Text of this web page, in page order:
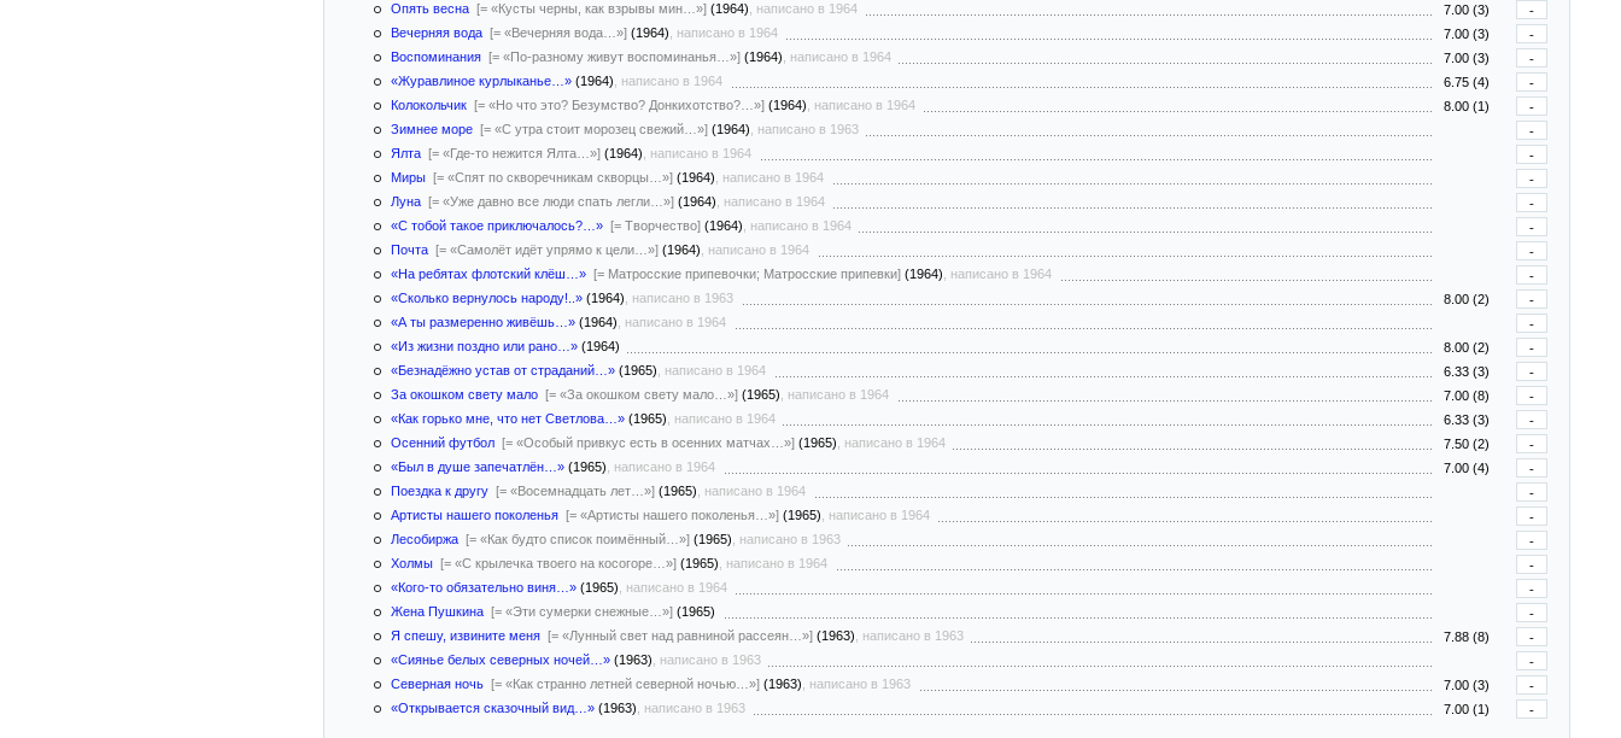
Опять весна [= «Кусты черны, как взрывы мин…»] (1964) , написано в 1964 7.00 (3)
-
Вечерняя вода [= «Вечерняя вода…»] (1964) , написано в 1964 7.00 (3)
-
Воспоминания [= «По-разному живут воспоминанья…»] (1964) , написано в 1964 7.00 (3)
-
«Журавлиное курлыканье…» (1964) , написано в 1964 6.75 (4)
-
Колокольчик [= «Но что это? Безумство? Донкихотство?…»] (1964) , написано в 1964 8.00 (1)
-
Зимнее море [= «С утра стоит морозец свежий…»] (1964) , написано в 1963
-
Ялта [= «Где-то нежится Ялта…»] (1964) , написано в 1964
-
Миры [= «Спят по скворечникам скворцы…»] (1964) , написано в 1964
-
Луна [= «Уже давно все люди спать легли…»] (1964) , написано в 1964
-
«С тобой такое приключалось?…» [= Творчество] (1964) , написано в 1964
-
Почта [= «Самолёт идёт упрямо к цели…»] (1964) , написано в 1964
-
«На ребятах флотский клёш…» [= Матросские припевочки; Матросские припевки] (1964) , написано в 1964
-
«Сколько вернулось народу!..» (1964) , написано в 1963 8.00 (2)
-
«А ты размеренно живёшь…» (1964) , написано в 1964
-
«Из жизни поздно или рано…» (1964) 8.00 (2)
-
«Безнадёжно устав от страданий…» (1965) , написано в 1964 6.33 (3)
-
За окошком свету мало [= «За окошком свету мало…»] (1965) , написано в 1964 7.00 (8)
-
«Как горько мне, что нет Светлова…» (1965) , написано в 1964 6.33 (3)
-
Осенний футбол [= «Особый привкус есть в осенних матчах…»] (1965) , написано в 1964 7.50 (2)
-
«Был в душе запечатлён…» (1965) , написано в 1964 7.00 (4)
-
Поездка к другу [= «Восемнадцать лет…»] (1965) , написано в 1964
-
Артисты нашего поколенья [= «Артисты нашего поколенья…»] (1965) , написано в 1964
-
Лесобиржа [= «Как будто список поимённый…»] (1965) , написано в 1963
-
Холмы [= «С крылечка твоего на косогоре…»] (1965) , написано в 1964
-
«Кого-то обязательно виня…» (1965) , написано в 1964
-
Жена Пушкина [= «Эти сумерки снежные…»] (1965)
-
Я спешу, извините меня [= «Лунный свет над равниной рассеян…»] (1963) , написано в 1963 7.88 (8)
-
«Сиянье белых северных ночей…» (1963) , написано в 1963
-
Северная ночь [= «Как странно летней северной ночью…»] (1963) , написано в 1963 7.00 (3)
-
«Открывается сказочный вид…» (1963) , написано в 1963 7.00 (1) -